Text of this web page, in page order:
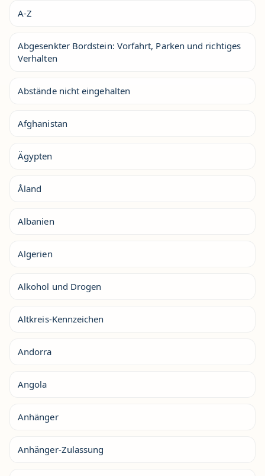
A-Z
Abgesenkter Bordstein: Vorfahrt, Parken und richtiges
Verhalten
Abstände nicht eingehalten
Afghanistan
Ägypten
Åland
Albanien
Algerien
Alkohol und Drogen
Altkreis-Kennzeichen
Andorra
Angola
Anhänger
Anhänger-Zulassung